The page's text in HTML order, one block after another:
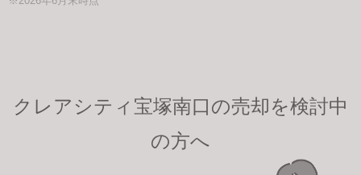
クレアシティ宝塚南口の売却を検討中
の方へ